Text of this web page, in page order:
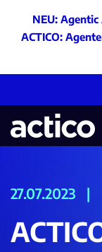
NEU:
ACTICO:
27.07.2023 |